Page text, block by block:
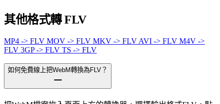
其他格式轉 FLV
MP4 -> FLV MOV -> FLV MKV -> FLV AVI -> FLV M4V ->
FLV 3GP -> FLV TS -> FLV
如何免費線上把WebM轉換為FLV？